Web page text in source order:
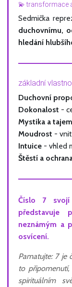
💫 transformace
Sedmička
duchovnímu,
hledání
základní
Duchovní
Dokonalost -
Mystika a
Moudrost -
Intuice - vhled
Štěstí a
Číslo 7 svojí
představuje
neznámým a
osvícení.
Pamatujte: 7 je
to
spirituálním